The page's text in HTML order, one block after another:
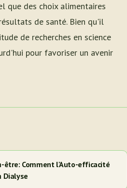
que des choix alimentaires
de santé. Bien qu'il
de recherches en science
pour favoriser un avenir
être: Comment l'Auto-efficacité
Dialyse